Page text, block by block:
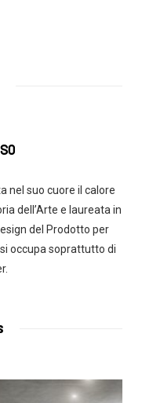
nel suo cuore il calore
dell’Arte e laureata in
del Prodotto per
occupa soprattutto di